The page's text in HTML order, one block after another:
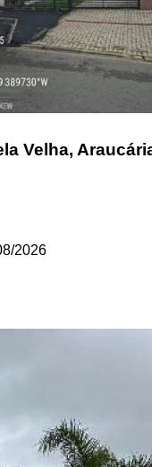
Velha,
2026